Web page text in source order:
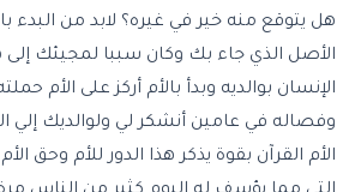
هل يتوقع منه خير في غيره؟ لابد من البدء
الأصل الذي جاء بك وكان سببا لمجيئك إلى
الإنسان بوالديه وبدأ بالأم أركز على الأم
وفصاله في عامين أنشكر لي ولوالديك إلي
الأم القرآن بقوة يذكر هذا الدور للأم وحق